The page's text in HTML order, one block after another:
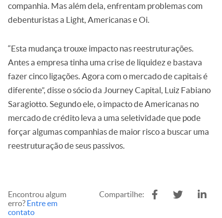
companhia. Mas além dela, enfrentam problemas com
debenturistas a Light, Americanas e Oi.
“Esta mudança trouxe impacto nas reestruturações.
Antes a empresa tinha uma crise de liquidez e bastava
fazer cinco ligações. Agora com o mercado de capitais é
diferente”, disse o sócio da Journey Capital, Luiz Fabiano
Saragiotto. Segundo ele, o impacto de Americanas no
mercado de crédito leva a uma seletividade que pode
forçar algumas companhias de maior risco a buscar uma
reestruturação de seus passivos.
Encontrou algum
erro? Entre em
contato
Compartilhe: